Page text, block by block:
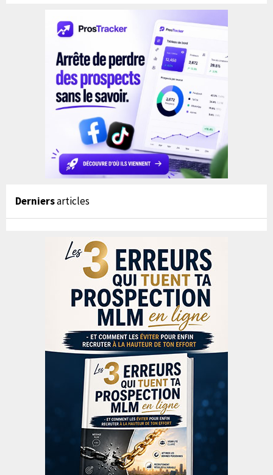
Derniersarticles